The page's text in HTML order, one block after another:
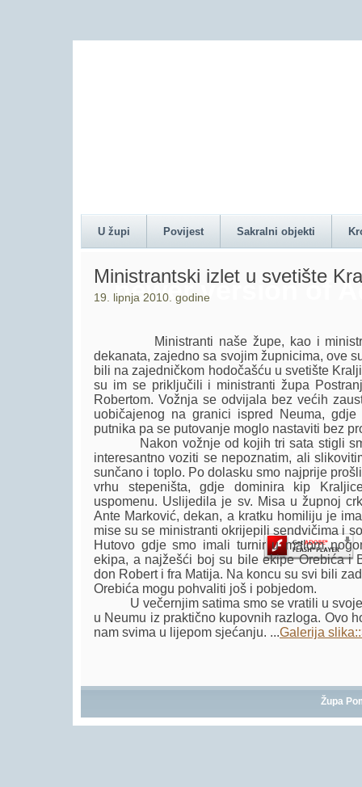
newer version of
Player.
U župi Povijest Sakralni objekti
Ministrantski izlet u svetište
19. lipnja 2010. godine
Ministranti naše župe, kao i
dekanata, zajedno sa svojim župnicima, ove
bili na zajedničkom hodočašću u svetište
su im se priključili i ministranti župa
Robertom. Vožnja se odvijala bez većih
uobičajenog na granici ispred Neuma,
putnika pa se putovanje moglo nastaviti bez
Nakon vožnje od kojih tri sata stigli
interesantno voziti se nepoznatim, ali
sunčano i toplo. Po dolasku smo najprije
vrhu stepeništa, gdje dominira kip
uspomenu. Uslijedila je sv. Misa u župnoj
Ante Marković, dekan, a kratku homiliju je
mise su se ministranti okrijepili sendvičima i
Hutovo gdje smo imali turnir u malom
ekipa, a najžešći boj su bile ekipe Orebića i
don Robert i fra Matija. Na koncu su svi bili
Orebića mogu pohvaliti još i pobjedom.
U večernjim satima smo se vratili u svoje
u Neumu iz praktično kupovnih razloga. Ovo
nam svima u lijepom sjećanju. ...Galerija
Župa